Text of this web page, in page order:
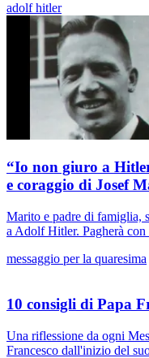
adolf hitler
“Io non giuro a
e coraggio di Josef
Marito e padre di famiglia,
a Adolf Hitler. Pagherà con
messaggio per la quaresima
10 consigli di Papa
Una riflessione da ogni
Francesco dall'inizio del